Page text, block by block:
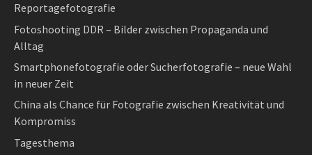
Reportagefotografie
Fotoshooting DDR – Bilder zwischen Propaganda und
Alltag
Smartphonefotografie oder Sucherfotografie – neue Wahl
in neuer Zeit
China als Chance für Fotografie zwischen Kreativität und
Kompromiss
Tagesthema